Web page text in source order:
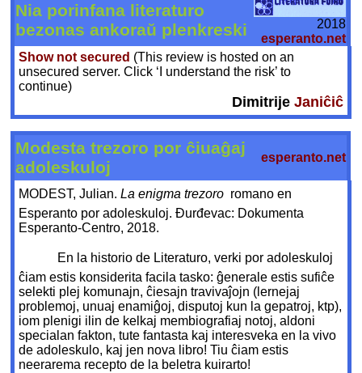
Nia porinfana literaturo
bezonas ankoraŭ plenkreski
2018
esperanto.net
Show not secured (This review is hosted on an
unsecured server. Click ‘I understand the risk’ to
continue)
Dimitrije Janiĉiĉ
Modesta trezoro por ĉiuaĝaj
adoleskuloj
esperanto.net
MODEST, Julian.La enigma trezoro  romano en
Esperanto por adoleskuloj. Đurđevac: Dokumenta
Esperanto-Centro, 2018.
En la historio de Literaturo, verki por adoleskuloj
ĉiam estis konsiderita facila tasko: ĝenerale estis sufiĉe
selekti plej komunajn, ĉiesajn travivaĵojn (lernejaj
problemoj, unuaj enamiĝoj, disputoj kun la gepatroj, ktp),
iom plenigi ilin de kelkaj membiografiaj notoj, aldoni
specialan fakton, tute fantasta kaj interesveka en la vivo
de adoleskulo, kaj jen nova libro! Tiu ĉiam estis
neerarema recepto de la beletra kuirarto!